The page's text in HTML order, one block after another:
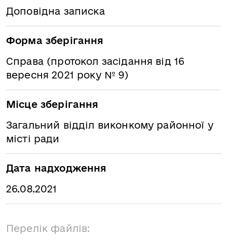
Доповідна записка
Форма зберігання
Справа (протокол засідання від 16
вересня 2021 року № 9)
Місце зберігання
Загальний відділ виконкому районної у
місті ради
Дата надходження
26.08.2021
Перелік файлів: